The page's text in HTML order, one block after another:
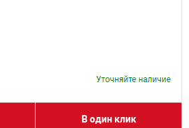
В один клик